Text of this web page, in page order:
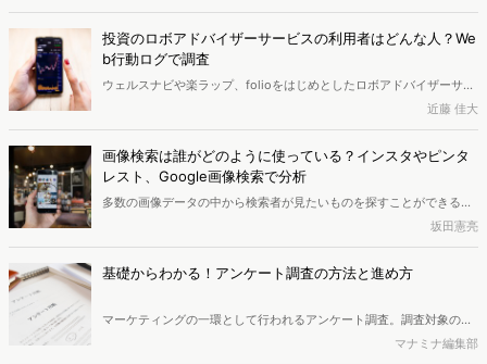
ランを発表し、2021年3月頃から各サービスがスタートしました。ま
たその後は、楽天モバイルが「Rakuten UN-LIMIT VI」を発表、auは
更に「povo2.0」の提供を新たに開始するなど、スマートフォン向け
の新料金プラン市場が活気を帯びています。そこでVALUESでは、ス
マートフォンユーザーへのアンケート配信、インターネット行動ログ
データを用いたユーザー検討行動の分析を実施し、現在の携帯電話会
社の実態と新プランの動向をレポートにまとめました。
投資のロボアドバイザーサービスの利用者はどんな人？We
b行動ログで調査
ウェルスナビや楽ラップ、folioをはじめとしたロボアドバイザーサー
ビスのユーザー動向とは。本記事では投資信託と比較したロボアドバ
イザーサービスのユーザー規模の変化や、サービスごとのユーザー属
性の違いについて調査します。
近藤 佳大
画像検索は誰がどのように使っている？インスタやピンタ
レスト、Google画像検索で分析
多数の画像データの中から検索者が見たいものを探すことができる
「画像検索」のサービスについて、昨今のトレンドの高まりを分析し
ます。本記事では「インスタグラム」「ピンタレスト」「Google画像
検索」の3サービスを比較しながら、画像検索を通じてユーザーがど
のような情報を、どういったプロセスを経て収集しようとしているの
坂田憲亮
基礎からわかる！アンケート調査の方法と進め方
マーケティングの一環として行われるアンケート調査。調査対象の嗜
好や行動を把握するため、一定期間の間に質問に対する回答を求め、
データを収集します。アンケート調査の手法にはネットリサーチ、電
マナミナ編集部